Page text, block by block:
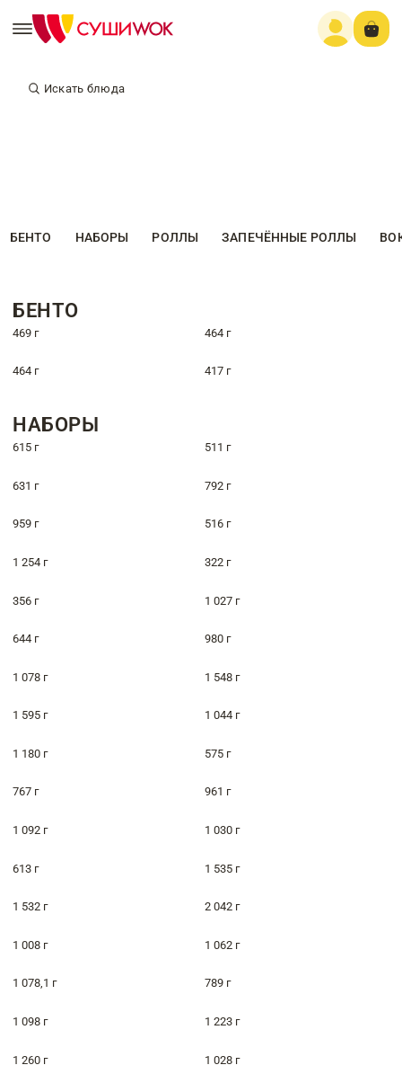
Искать блюда
БЕНТО НАБОРЫ РОЛЛЫ ЗАПЕЧЁННЫЕ РОЛЛЫ
БЕНТО
469 г 464 г
464 г 417 г
НАБОРЫ
615 г 511 г
631 г 792 г
959 г 516 г
1 254 г 322 г
356 г 1 027 г
644 г 980 г
1 078 г 1 548 г
1 595 г 1 044 г
1 180 г 575 г
767 г 961 г
1 092 г 1 030 г
613 г 1 535 г
1 532 г 2 042 г
1 008 г 1 062 г
1 078,1 г 789 г
1 098 г 1 223 г
1 260 г 1 028 г